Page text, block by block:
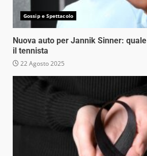
Gossip e Spettacolo
Nuova auto per Jannik Sinner:
il tennista
22 Agosto 2025